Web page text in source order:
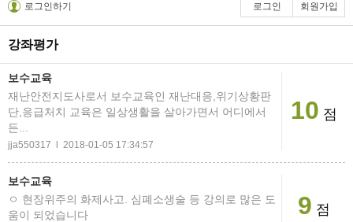
로그인하기 로그인 회원가입
강좌평가
보수교육
재난안전지도사로서 보수교육인 재난대응,위기상황판
단,응급처치 교육은 일상생활을 살아가면서 어디에서
든...
jja550317 l 2018-01-05 17:34:57
10 점
보수교육
ㅇ 현장위주의 화제사고. 심폐소생술 등 강의로 많은 도
움이 되었습니다
9 점